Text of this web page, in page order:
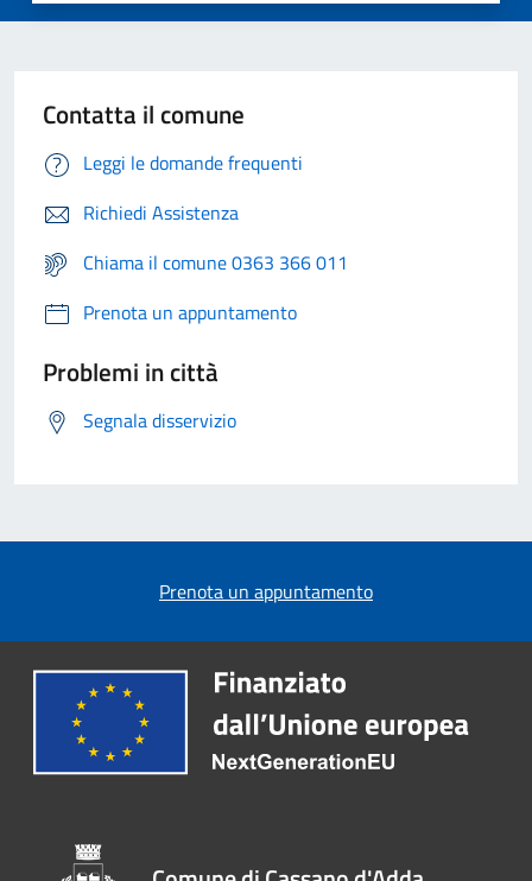
Contatta il comune
Leggi le domande frequenti
Richiedi Assistenza
Chiama il comune 0363 366 011
Prenota un appuntamento
Problemi in città
Segnala disservizio
Prenota un appuntamento